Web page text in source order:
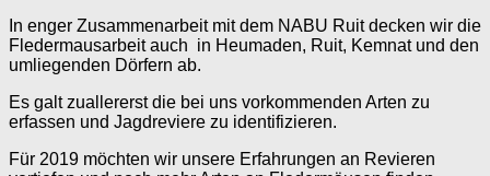
In enger Zusammenarbeit mit dem NABU Ruit decken wir die
Fledermausarbeit auch in Heumaden, Ruit, Kemnat und den
umliegenden Dörfern ab.
Es galt zuallererst die bei uns vorkommenden Arten zu
erfassen und Jagdreviere zu identifizieren.
Für 2019 möchten wir unsere Erfahrungen an Revieren